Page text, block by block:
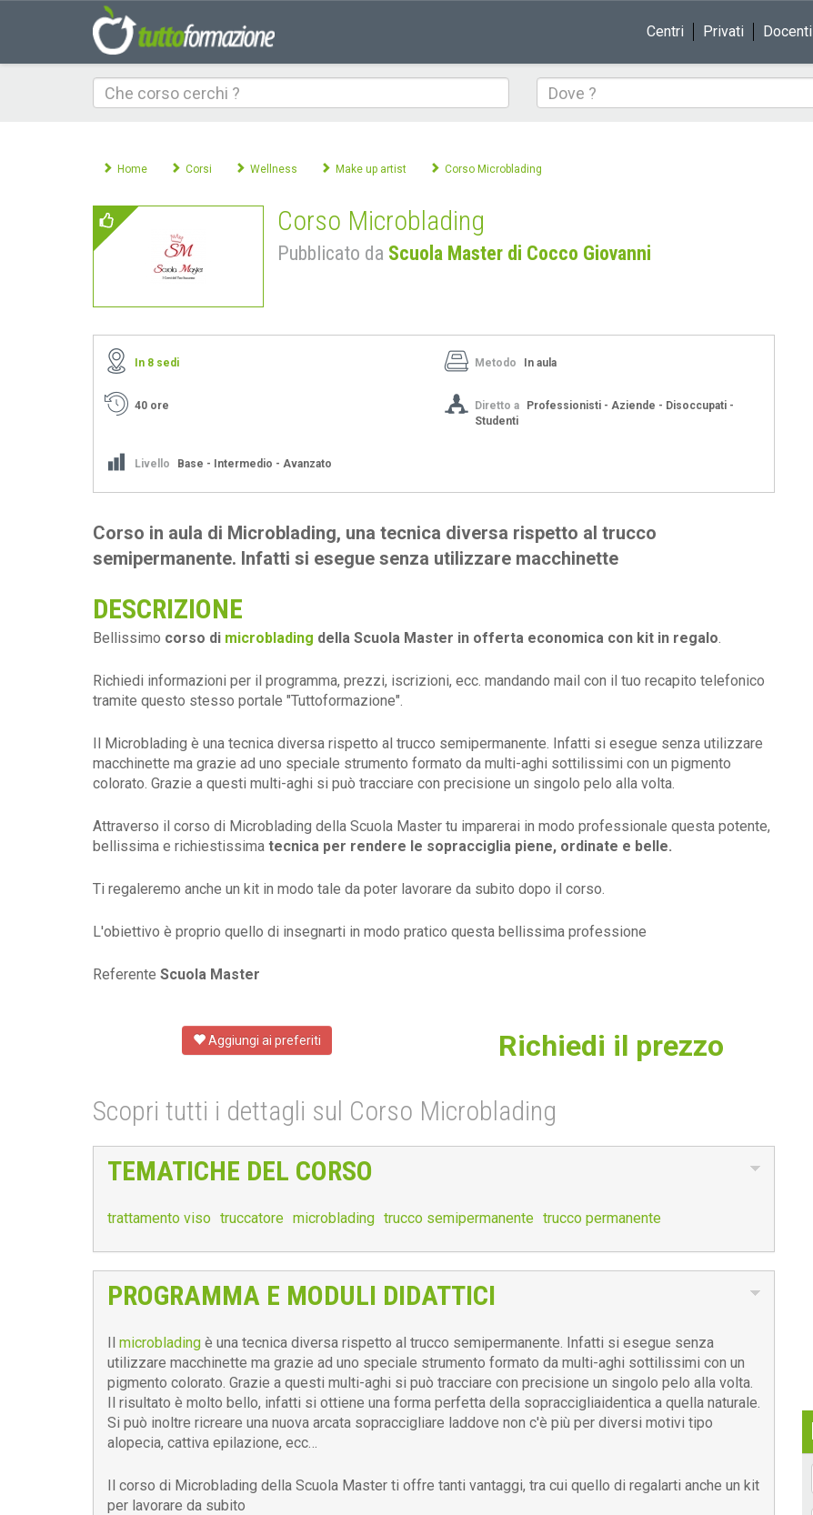
Centri Privati Docenti
Che
corso
Dove
Home Corsi Wellness Make up artist Corso Microblading
Corso Microblading
Pubblicato da Scuola Master di Cocco Giovanni
In 8 sedi Metodo In aula
40 ore Diretto a
Professionisti - Aziende - Disoccupati -
Studenti
Livello Base - Intermedio - Avanzato
Corso in aula di Microblading, una tecnica diversa rispetto al trucco
semipermanente. Infatti si esegue senza utilizzare macchinette
DESCRIZIONE
Bellissimo corso di microblading della Scuola Master in offerta economica con kit in regalo.
Richiedi informazioni per il programma, prezzi, iscrizioni, ecc. mandando mail con il tuo recapito telefonico
tramite questo stesso portale "Tuttoformazione".
Il Microblading è una tecnica diversa rispetto al trucco semipermanente. Infatti si esegue senza utilizzare
macchinette ma grazie ad uno speciale strumento formato da multi-aghi sottilissimi con un pigmento
colorato. Grazie a questi multi-aghi si può tracciare con precisione un singolo pelo alla volta.
Attraverso il corso di Microblading della Scuola Master tu imparerai in modo professionale questa potente,
bellissima e richiestissima tecnica per rendere le sopracciglia piene, ordinate e belle.
Ti regaleremo anche un kit in modo tale da poter lavorare da subito dopo il corso.
L'obiettivo è proprio quello di insegnarti in modo pratico questa bellissima professione
Referente Scuola Master
Aggiungi ai preferiti Richiedi il prezzo
Scopri tutti i dettagli sul Corso Microblading
TEMATICHE DEL CORSO
trattamento viso truccatore microblading trucco semipermanente trucco permanente
PROGRAMMA E MODULI DIDATTICI
Il microblading è una tecnica diversa rispetto al trucco semipermanente. Infatti si esegue senza
utilizzare macchinette ma grazie ad uno speciale strumento formato da multi-aghi sottilissimi con un
pigmento colorato. Grazie a questi multi-aghi si può tracciare con precisione un singolo pelo alla volta.
Il risultato è molto bello, infatti si ottiene una forma perfetta della sopraccigliaidentica a quella naturale.
Si può inoltre ricreare una nuova arcata sopraccigliare laddove non c'è più per diversi motivi tipo
alopecia, cattiva epilazione, ecc…
Il corso di Microblading della Scuola Master ti offre tanti vantaggi, tra cui quello di regalarti anche un kit
per lavorare da subito